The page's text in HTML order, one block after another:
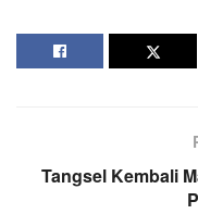
Tangsel Kembali